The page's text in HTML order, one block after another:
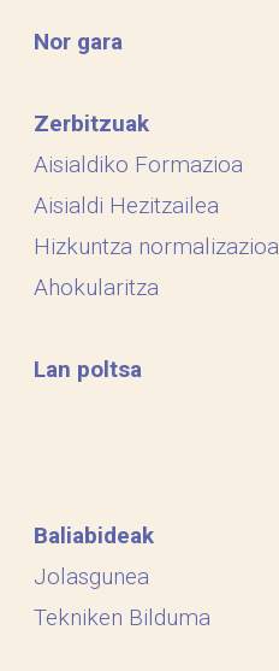
Nor gara
Zerbitzuak
Aisialdiko Formazioa
Aisialdi Hezitzailea
Hizkuntza normalizazioa
Ahokularitza
Lan poltsa
Baliabideak
Jolasgunea
Tekniken Bilduma